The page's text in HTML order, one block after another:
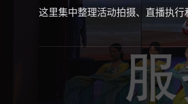
这里集中整理活动拍摄、直播执